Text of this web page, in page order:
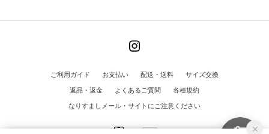
ご利用ガイド お支払い 配送・送料 サイズ交換
返品・返金 よくあるご質問 各種規約
なりすましメール・サイトにご注意ください